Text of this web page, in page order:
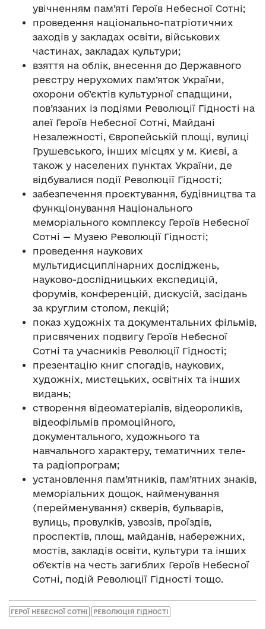
увічненням пам’яті Героїв Небесної Сотні;
проведення національно-патріотичних
заходів у закладах освіти, військових
частинах, закладах культури;
взяття на облік, внесення до Державного
реєстру нерухомих пам’яток України,
охорони об’єктів культурної спадщини,
пов’язаних із подіями Революції Гідності на
алеї Героїв Небесної Сотні, Майдані
Незалежності, Європейській площі, вулиці
Грушевського, інших місцях у м. Києві, а
також у населених пунктах України, де
відбувалися події Революції Гідності;
забезпечення проєктування, будівництва та
функціонування Національного
меморіального комплексу Героїв Небесної
Сотні — Музею Революції Гідності;
проведення наукових
мультидисциплінарних досліджень,
науково-дослідницьких експедицій,
форумів, конференцій, дискусій, засідань
за круглим столом, лекцій;
показ художніх та документальних фільмів,
присвячених подвигу Героїв Небесної
Сотні та учасників Революції Гідності;
презентацію книг спогадів, наукових,
художніх, мистецьких, освітніх та інших
видань;
створення відеоматеріалів, відеороликів,
відеофільмів промоційного,
документального, художнього та
навчального характеру, тематичних теле-
та радіопрограм;
установлення пам’ятників, пам’ятних знаків,
меморіальних дощок, найменування
(перейменування) скверів, бульварів,
вулиць, провулків, узвозів, проїздів,
проспектів, площ, майданів, набережних,
мостів, закладів освіти, культури та інших
об’єктів на честь загиблих Героїв Небесної
Сотні, подій Революції Гідності тощо.
ГЕРОЇ НЕБЕСНОЇ СОТНІ РЕВОЛЮЦІЯ ГІДНОСТІ